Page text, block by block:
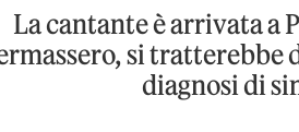
La cantante è arrivata a
si tratterebbe
diagnosi di